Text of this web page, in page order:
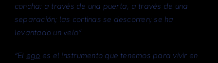
concha: a través de una puerta, a través de una
separación; las cortinas se descorren; se ha
levantado un velo”
“El ego es el instrumento que tenemos para vivir en